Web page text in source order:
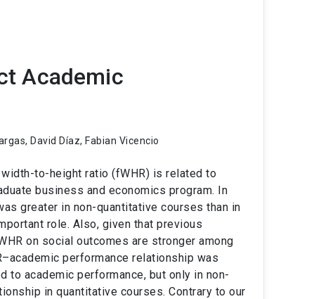
Academic
David Díaz, Fabian Vicencio
to-height ratio (fWHR) is related to
business and economics program. In
greater in non-quantitative courses than in
role. Also, given that previous
on social outcomes are stronger among
performance relationship was
to academic performance, but only in non-
in quantitative courses. Contrary to our